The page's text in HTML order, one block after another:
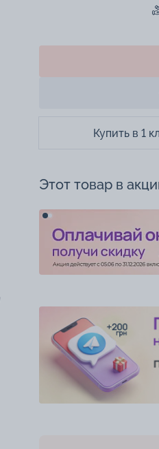
Купить в 1
Этот товар в